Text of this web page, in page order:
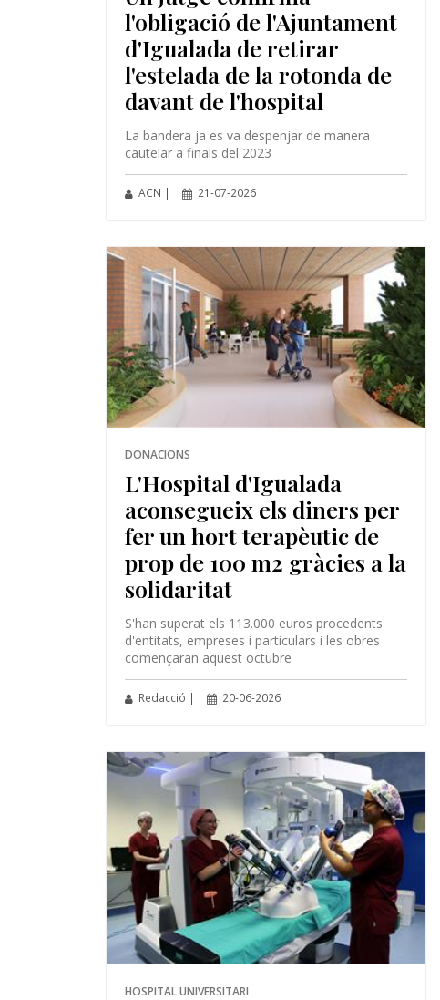
l'obligació de l'Ajuntament
d'Igualada de retirar
l'estelada de la rotonda de
davant de l'hospital
La bandera ja es va despenjar de manera
cautelar a finals del 2023
ACN | 21-07-2026
DONACIONS
L'Hospital d'Igualada
aconsegueix els diners per
fer un hort terapèutic de
prop de 100 m2 gràcies a la
solidaritat
S'han superat els 113.000 euros procedents
d'entitats, empreses i particulars i les obres
començaran aquest octubre
Redacció | 20-06-2026
HOSPITAL UNIVERSITARI